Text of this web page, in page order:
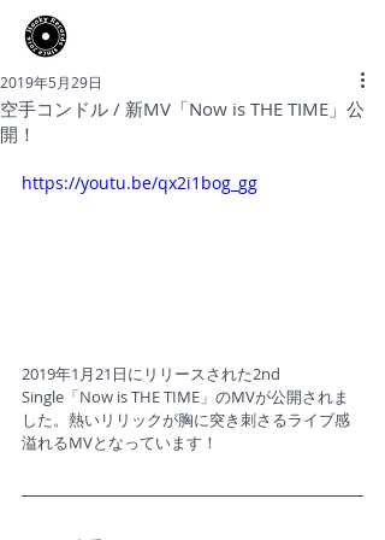
空手コンドル / 新MV「Now is THE TIME」公
開！
2019年5月29日
https://youtu.be/qx2i1bog_gg
2019年1月21日にリリースされた2nd
Single「Now is THE TIME」のMVが公開されま
した。熱いリリックが胸に突き刺さるライブ感
溢れるMVとなっています！